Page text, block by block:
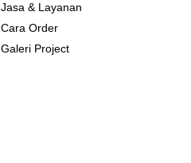
Jasa & Layanan
Cara Order
Galeri Project